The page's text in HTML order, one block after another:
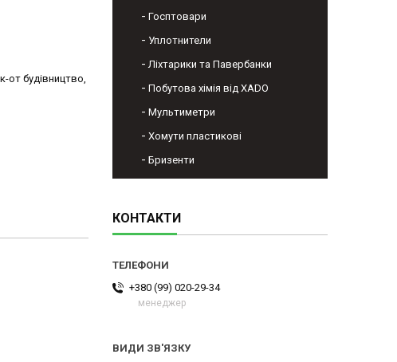
от будівництво,
Госптовари
Уплотнители
Ліхтарики та Павербанки
Побутова хімія від XADO
Мультиметри
Хомути пластикові
Бризенти
КОНТАКТИ
+380 (99) 020-29-34
менеджер